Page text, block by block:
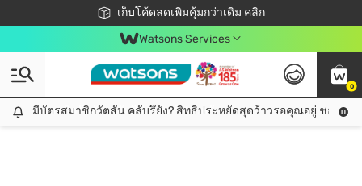
เก็บโค้ดลดเพิ่มคุ้มกว่าเดิม คลิก
ชอปออนไลน์ครั้งแรก ลดเพิ่มจุก ๆ 10%! 🎉
📦ส่งฟรี! เมื่อชอป 499฿
สมาชิกวัตสัน คลับดียังไง?
Watsons Services
0
มีบัตรสมาชิกวัตสัน คลับรึยัง? สิทธิประหยัดสุดว้าวรอคุณอยู่ ชอปคุ้มกว่าเดิม คลิก!
มีบัตรสมาชิกวัตสัน คลับรึยัง? สิทธิประหยัดสุดว้าวรอคุณอยู่ ชอปคุ้มก